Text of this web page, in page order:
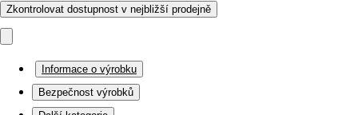
Zkontrolovat dostupnost v nejbližší prodejně
Informace o výrobku
Bezpečnost výrobků